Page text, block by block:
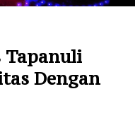
Tapanuli
Dengan